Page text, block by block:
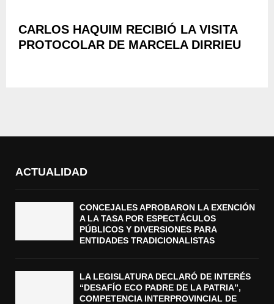
CARLOS HAQUIM RECIBIÓ LA VISITA
PROTOCOLAR DE MARCELA DIRRIEU
ACTUALIDAD
CONCEJALES APROBARON LA EXENCIÓN
A LA TASA POR ESPECTÁCULOS
PÚBLICOS Y DIVERSIONES PARA
ENTIDADES TRADICIONALISTAS
LA LEGISLATURA DECLARÓ DE INTERÉS
“DESAFÍO ECO PADRE DE LA PATRIA”,
COMPETENCIA INTERPROVINCIAL DE